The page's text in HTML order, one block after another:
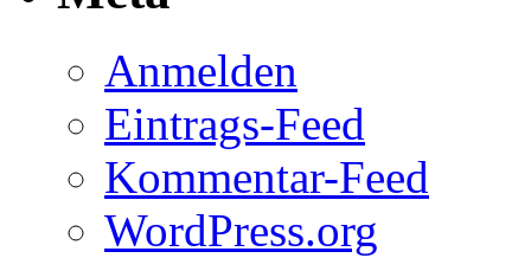
Anmelden
Eintrags-Feed
Kommentar-Feed
WordPress.org